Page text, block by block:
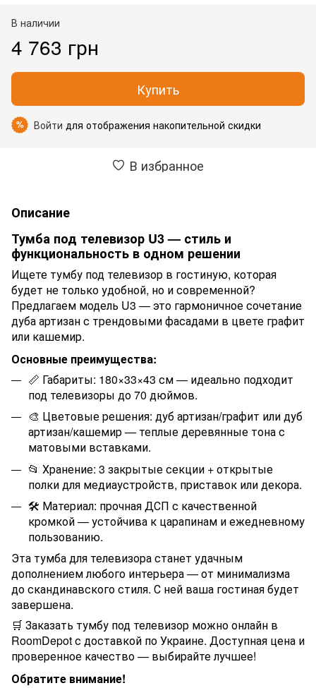
В наличии
4 763 грн
Купить
% Войти для отображения накопительной скидки
В избранное
Описание
Тумба под телевизор U3 — стиль и
функциональность в одном решении
Ищете тумбу под телевизор в гостиную, которая
будет не только удобной, но и современной?
Предлагаем модель U3 — это гармоничное сочетание
дуба артизан с трендовыми фасадами в цвете графит
или кашемир.
Основные преимущества:
📏 Габариты: 180×33×43 см — идеально подходит
под телевизоры до 70 дюймов.
🎨 Цветовые решения: дуб артизан/графит или дуб
артизан/кашемир — теплые деревянные тона с
матовыми вставками.
📂 Хранение: 3 закрытые секции + открытые
полки для медиаустройств, приставок или декора.
🛠️ Материал: прочная ДСП с качественной
кромкой — устойчива к царапинам и ежедневному
пользованию.
Эта тумба для телевизора станет удачным
дополнением любого интерьера — от минимализма
до скандинавского стиля. С ней ваша гостиная будет
завершена.
🛒 Заказать тумбу под телевизор можно онлайн в
RoomDepot с доставкой по Украине. Доступная цена и
проверенное качество — выбирайте лучшее!
Обратите внимание!